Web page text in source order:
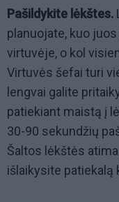
Pašildykite lėkštes.
planuojate, kuo
virtuvėje, o kol
Virtuvės šefai turi
lengvai galite
patiekiant maistą į
30-90 sekundžių
Šaltos lėkštės
išlaikysite patiekalą